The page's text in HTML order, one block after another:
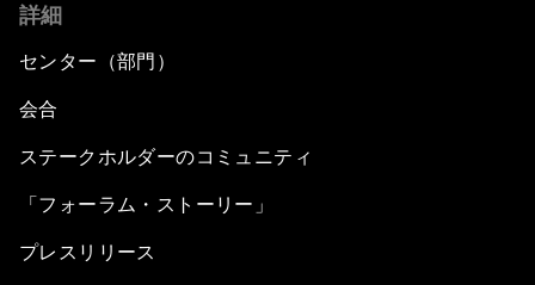
詳細
センター（部門）
会合
ステークホルダーのコミュニティ
「フォーラム・ストーリー」
プレスリリース